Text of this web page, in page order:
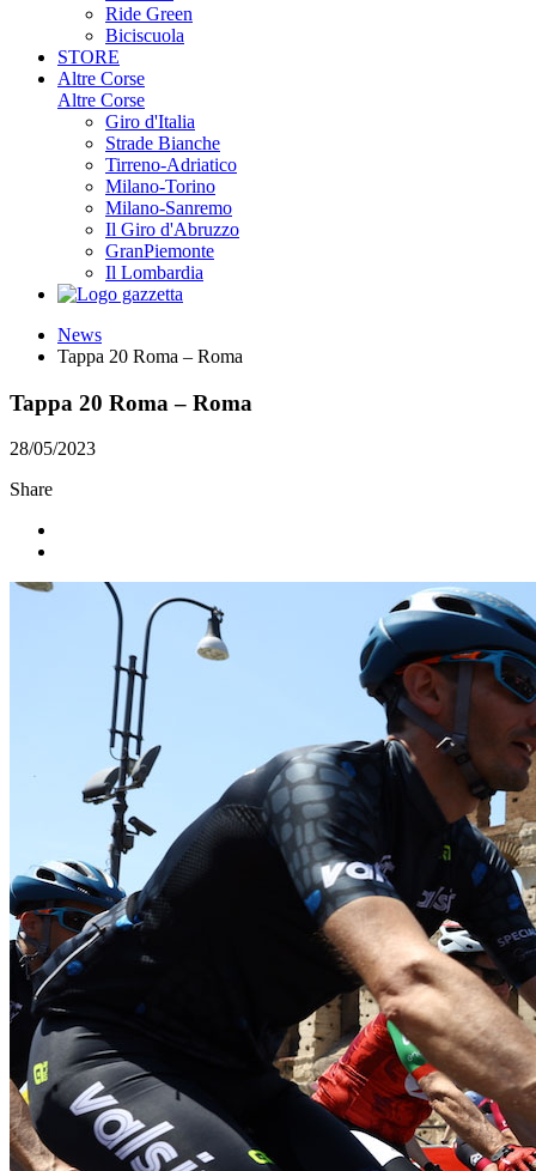
Ride Green
Biciscuola
STORE
Altre Corse
Altre Corse
Giro d'Italia
Strade Bianche
Tirreno-Adriatico
Milano-Torino
Milano-Sanremo
Il Giro d'Abruzzo
GranPiemonte
Il Lombardia
News
Tappa 20 Roma – Roma
Tappa 20 Roma – Roma
28/05/2023
Share